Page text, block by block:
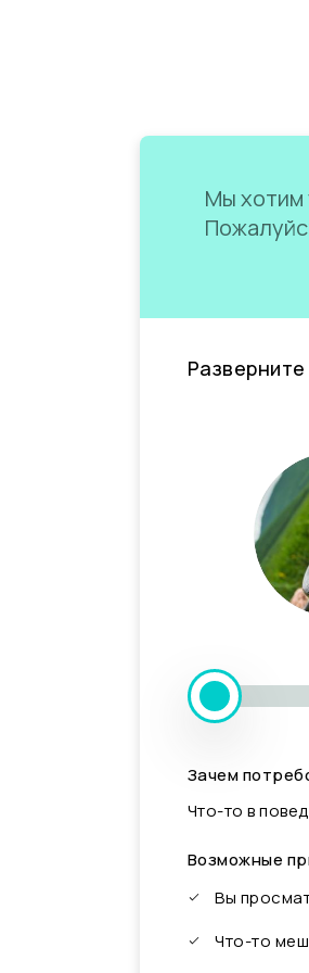
Мы хотим
Зачем
Что-то в
Возможные
Вы
Что-то